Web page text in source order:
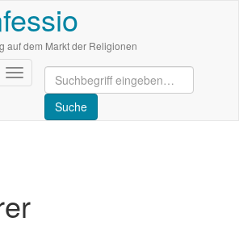
auf dem Markt der Religionen
Navigation
aktivieren/deaktivieren